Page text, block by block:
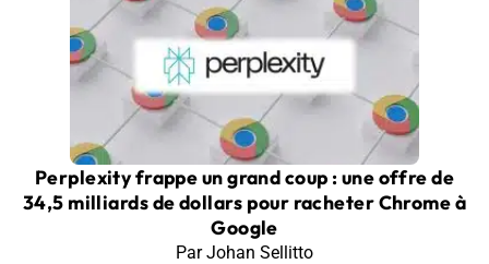
Perplexity frappe un grand coup : une offre de
34,5 milliards de dollars pour racheter Chrome à
Google
Par Johan Sellitto